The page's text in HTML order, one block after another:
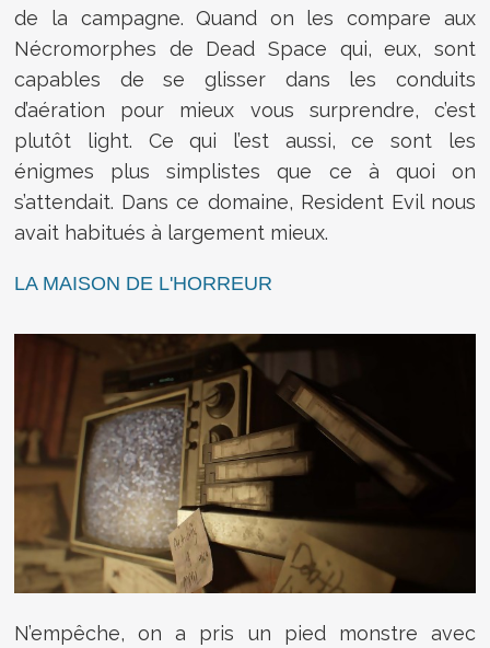
de la campagne. Quand on les compare aux
Nécromorphes de Dead Space qui, eux, sont
capables de se glisser dans les conduits
d’aération pour mieux vous surprendre, c’est
plutôt light. Ce qui l’est aussi, ce sont les
énigmes plus simplistes que ce à quoi on
s’attendait. Dans ce domaine, Resident Evil nous
avait habitués à largement mieux.
LA MAISON DE L'HORREUR
N’empêche, on a pris un pied monstre avec